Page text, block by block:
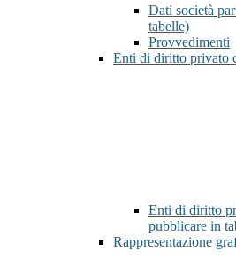
Dati società
tabelle)
Provvedimenti
Enti di diritto privato
Enti di diritto
pubblicare in
Rappresentazione